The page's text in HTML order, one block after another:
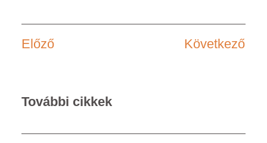
Előző Következő
További cikkek